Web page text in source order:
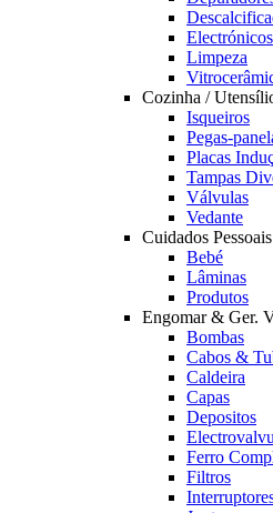
Electrónicos
Limpeza
Cozinha /
Isqueiros
Pegas-
Placas
Tampas
Válvulas
Vedante
Cuidados Pessoais
Bebé
Lâminas
Produtos
Engomar & Ger.
Bombas
Cabos &
Caldeira
Capas
Depositos
Ferro
Filtros